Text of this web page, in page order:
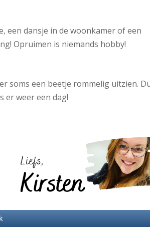
een dansje in de woonkamer of een
Opruimen is niemands hobby!
soms een beetje rommelig uitzien.
er weer een dag!